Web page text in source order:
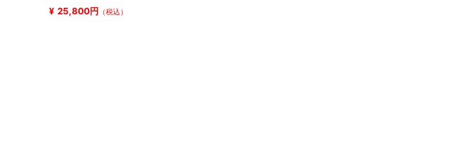
¥ 25,800円 （税込）